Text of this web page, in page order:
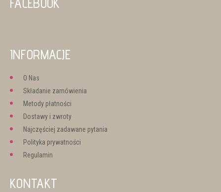
INFORMACJE
O Nas
Składanie zamówienia
Metody płatności
Dostawy i zwroty
Najczęściej zadawane pytania
Polityka prywatności
Regulamin
KONTAKT